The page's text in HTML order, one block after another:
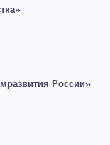
России»